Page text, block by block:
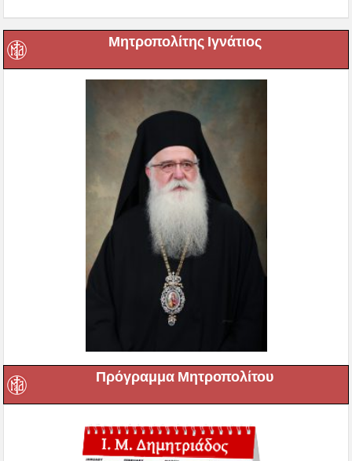
Μητροπολίτης Ιγνάτιος
Πρόγραμμα Μητροπολίτου